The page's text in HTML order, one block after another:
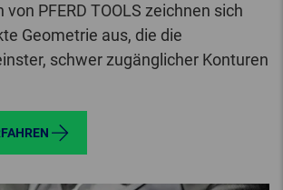
PFERD TOOLS zeichnen sich
Geometrie aus, die die
schwer zugänglicher Konturen